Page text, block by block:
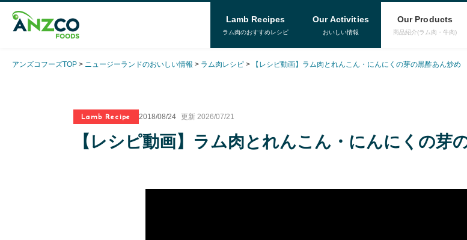
Lamb Recipes
ラム肉のおすすめレシピ
Our Activities
おいしい情報
Our Products
商品紹介(ラム肉・牛肉)
アンズコフーズTOP ニュージーランドのおいしい情報 ラム肉レシピ 【レシピ動画】ラム肉とれんこん・にんにくの芽の黒酢あん炒め
Lamb Recipe 2018/08/24 更新 2026/07/21
【レシピ動画】ラム肉とれんこん・にんにくの芽